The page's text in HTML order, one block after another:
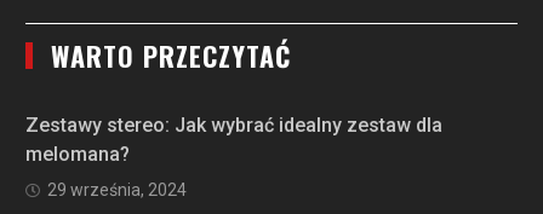
WARTO PRZECZYTAĆ
Zestawy stereo: Jak wybrać idealny zestaw dla
melomana?
29 września, 2024